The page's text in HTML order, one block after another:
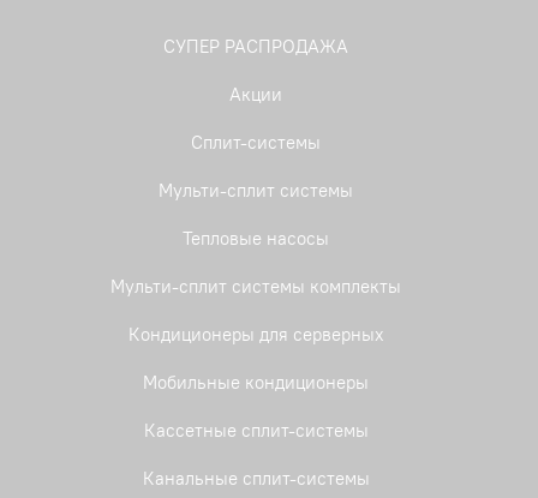
СУПЕР РАСПРОДАЖА
Акции
Сплит-системы
Мульти-сплит системы
Тепловые насосы
Мульти-сплит системы комплекты
Кондиционеры для серверных
Мобильные кондиционеры
Кассетные сплит-системы
Канальные сплит-системы